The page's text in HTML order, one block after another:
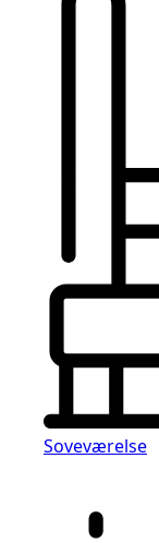
Soveværelse